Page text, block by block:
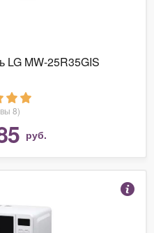
LG MW-25R35GIS
8)
руб.